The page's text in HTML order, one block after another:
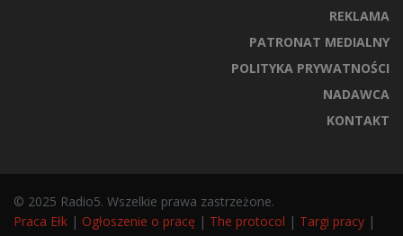
REKLAMA
PATRONAT MEDIALNY
POLITYKA PRYWATNOŚCI
NADAWCA
KONTAKT
© 2025 Radio5. Wszelkie prawa zastrzeżone.
Praca Ełk | Ogłoszenie o pracę | The protocol | Targi pracy |